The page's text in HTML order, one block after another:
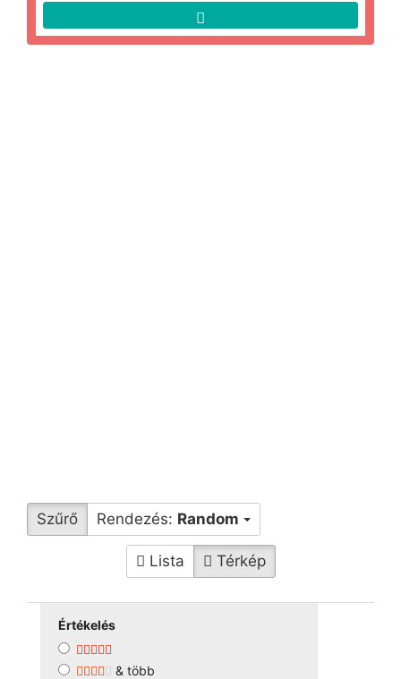
Szűrő Rendezés: Random
Lista Térkép
Értékelés
& több